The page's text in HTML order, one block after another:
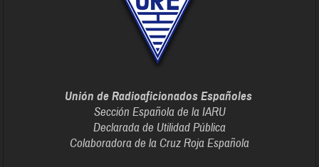
Unión de Radioaficionados Españoles
Sección Española de la IARU
Declarada de Utilidad Pública
Colaboradora de la Cruz Roja Española